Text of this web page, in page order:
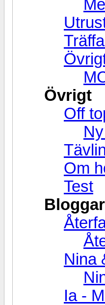
Övrigt
Off
Om
Test
Bloggar
Nina
Ia -